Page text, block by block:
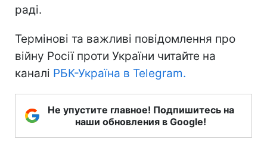
раді.
Термінові та важливі повідомлення про
війну Росії проти України читайте на
каналі РБК-Україна в Telegram.
Не упустите главное! Подпишитесь на
наши обновления в Google!